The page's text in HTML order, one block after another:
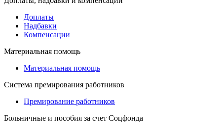
Доплаты
Надбавки
Компенсации
Материальная помощь
Материальная помощь
Система премирования работников
Премирование работников
Больничные и пособия за счет Соцфонда